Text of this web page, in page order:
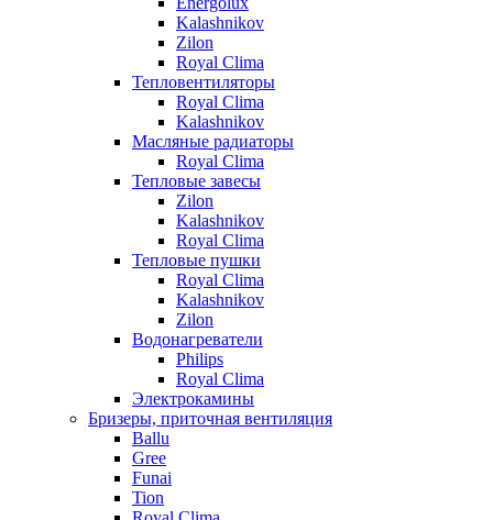
Kalashnikov
Zilon
Royal Clima
Тепловентиляторы
Royal Clima
Kalashnikov
Масляные радиаторы
Royal Clima
Тепловые завесы
Zilon
Kalashnikov
Royal Clima
Тепловые пушки
Royal Clima
Kalashnikov
Zilon
Водонагреватели
Philips
Royal Clima
Электрокамины
Бризеры, приточная вентиляция
Ballu
Gree
Funai
Tion